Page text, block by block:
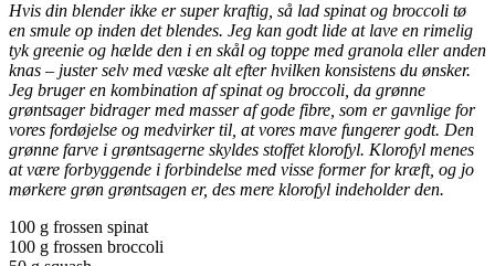
Hvis din blender ikke er super kraftig, så lad spinat og broccoli tø
en smule op inden det blendes. Jeg kan godt lide at lave en rimelig
tyk greenie og hælde den i en skål og toppe med granola eller anden
knas – juster selv med væske alt efter hvilken konsistens du ønsker.
Jeg bruger en kombination af spinat og broccoli, da grønne
grøntsager bidrager med masser af gode fibre, som er gavnlige for
vores fordøjelse og medvirker til, at vores mave fungerer godt. Den
grønne farve i grøntsagerne skyldes stoffet klorofyl. Klorofyl menes
at være forbyggende i forbindelse med visse former for kræft, og jo
mørkere grøn grøntsagen er, des mere klorofyl indeholder den.
100 g frossen spinat
100 g frossen broccoli